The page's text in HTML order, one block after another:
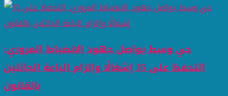
حي وسط يواصل جهود الانضباط المروري:
التحفظ على 35 إشغالًا وإلزام الباعة الجائلين
بالقانون